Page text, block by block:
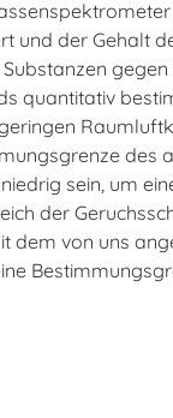
und der Gehalt
quantitativ
des
sein, um
der
dem von uns